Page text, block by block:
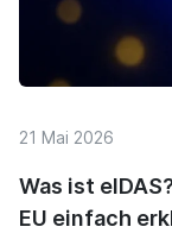
21 Mai 2026
Was ist
EU einfach